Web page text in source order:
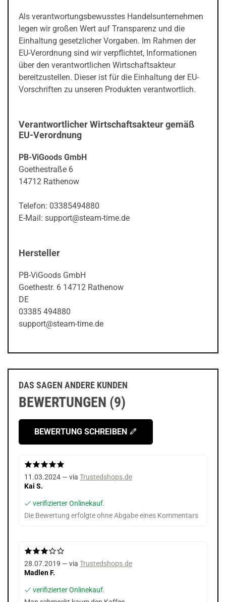
Als verantwortungsbewusstes Handelsunternehmen
legen wir großen Wert auf Transparenz und die
Einhaltung gesetzlicher Vorgaben. Im Rahmen der
EU-Verordnung sind wir verpflichtet, Informationen
über den verantwortlichen Wirtschaftsakteur
bereitzustellen. Dieser ist für die Einhaltung der EU-
Vorschriften zu unseren Produkten verantwortlich.
Verantwortlicher Wirtschaftsakteur gemäß
EU-Verordnung
PB-ViGoods GmbH
Goethestraße 6
14712 Rathenow
Telefon: 03385494880
E-Mail: support@steam-time.de
Hersteller
PB-ViGoods GmbH
Goethestr. 6 14712 Rathenow
DE
03385 494880
support@steam-time.de
DAS SAGEN ANDERE KUNDEN
BEWERTUNGEN (9)
BEWERTUNG SCHREIBEN
11.03.2024 — via Trustedshops.de
Kai S.
verifizierter Onlinekauf.
Die Bewertung erfolgte ohne Abgabe eines Kommentars
28.07.2019 — via Trustedshops.de
Madlen F.
verifizierter Onlinekauf.